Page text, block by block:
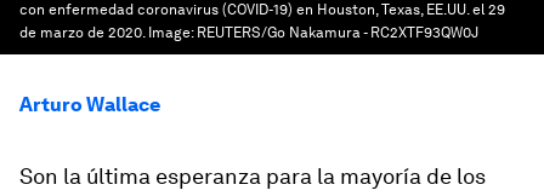
con enfermedad coronavirus (COVID-19) en Houston, Texas, EE.UU. el 29
de marzo de 2020. Image: REUTERS/Go Nakamura - RC2XTF93QW0J
Arturo Wallace
Son la última esperanza para la mayoría de los